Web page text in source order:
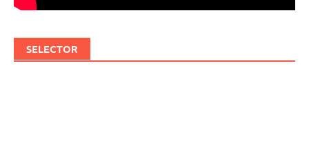
SELECTOR